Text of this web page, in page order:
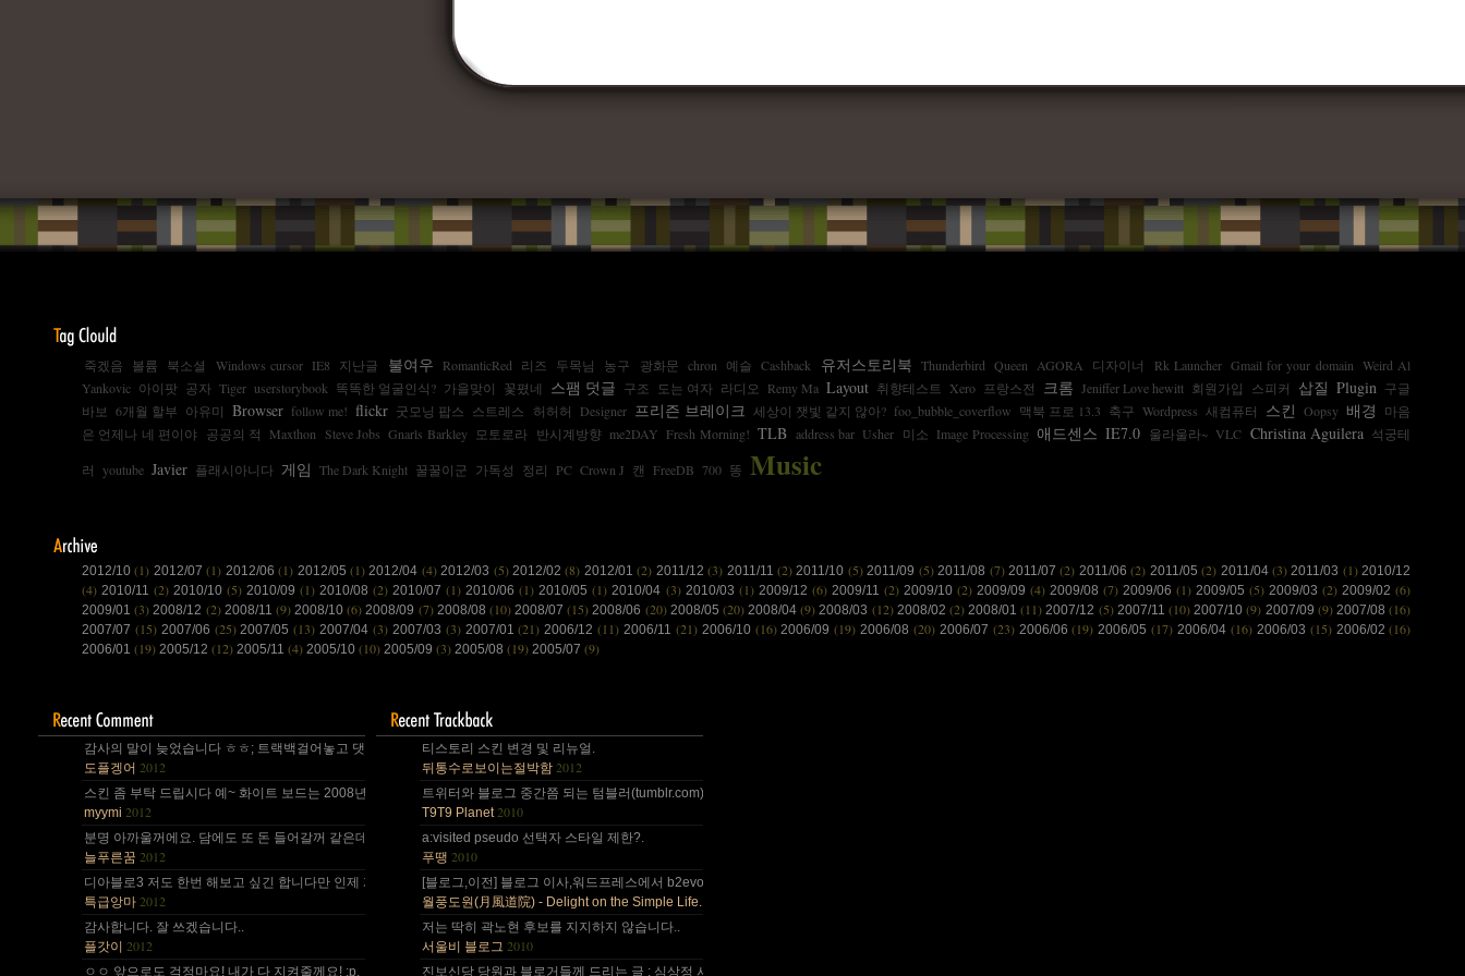
죽겠음 볼륨 북소셜 Windows cursor IE8 지난글 불여우 RomanticRed 리즈 두목님 농구 광화문 chron 예슬 Cashback 유저스토리북 Thunderbird Queen AGORA 디자이너 Rk Launcher Gmail for your domain Weird Al
Yankovic 아이팟 공자 Tiger userstorybook 똑똑한 얼굴인식? 가을맞이 꽃폈네 스팸 덧글 구조 도는 여자 라디오 Remy Ma Layout 취향테스트 Xero 프랑스전 크롬 Jeniffer Love hewitt 회원가입 스피커 삽질 Plugin 구글
바보 6개월 할부 아유미 Browser follow me! flickr 굿모닝 팝스 스트레스 허허허 Designer 프리즌 브레이크 세상이 잿빛 같지 않아? foo_bubble_coverflow 맥북 프로 13.3 축구 Wordpress 새컴퓨터 스킨 Oopsy 배경
마음
은 언제나 네 편이야 공공의 적 Maxthon Steve Jobs Gnarls Barkley 모토로라 반시계방향 me2DAY Fresh Morning! TLB address bar Usher 미소 Image Processing 애드센스 IE7.0 울라울라~ VLC Christina Aguilera 석궁테
러 youtube Javier 플래시아니다 게임 The Dark Knight 꿀꿀이군 가독성 정리 PC Crown J 캔 FreeDB 700 똥 Music
2012/10(1) 2012/07(1) 2012/06(1) 2012/05 (1) 2012/04 (4) 2012/03 (5) 2012/02(8) 2012/01(2) 2011/12(3) 2011/11(2) 2011/10 (5) 2011/09 (5) 2011/08 (7) 2011/07(2) 2011/06(2) 2011/05(2) 2011/04 (3) 2011/03 (1) 2010/12
(4) 2010/11(2) 2010/10(5) 2010/09(1) 2010/08(2) 2010/07(1) 2010/06(1) 2010/05(1) 2010/04 (3) 2010/03 (1) 2009/12 (6) 2009/11 (2) 2009/10 (2) 2009/09 (4) 2009/08 (7) 2009/06 (1) 2009/05 (5) 2009/03(2) 2009/02(6)
2009/01(3) 2008/12 (2) 2008/11 (9) 2008/10(6) 2008/09 (7) 2008/08 (10) 2008/07(15) 2008/06 (20) 2008/05 (20) 2008/04(9) 2008/03 (12) 2008/02 (2) 2008/01(11) 2007/12 (5) 2007/11 (10) 2007/10(9) 2007/09 (9) 2007/08(16)
2007/07 (15) 2007/06 (25) 2007/05(13) 2007/04(3) 2007/03 (3) 2007/01(21) 2006/12(11) 2006/11 (21) 2006/10 (16) 2006/09(19) 2006/08(20) 2006/07 (23) 2006/06(19) 2006/05(17) 2006/04 (16) 2006/03 (15) 2006/02(16)
2006/01 (19) 2005/12 (12) 2005/11 (4) 2005/10 (10) 2005/09 (3) 2005/08 (19) 2005/07 (9)
감사의 말이 늦었습니다 ㅎㅎ; 트랙백걸어놓고 댓글 쓴다는걸 깜박 ㅎㅎ 감사합니다~~.
도플겡어 2012
스킨 좀 부탁 드립시다 예~ 화이트 보드는 2008년,그리고 4년 넘었네요, 올림픽도 4년에 한번은 열리는....
myymi 2012
분명 아까울꺼에요. 담에도 또 돈 들어갈꺼 같은데.. Mac을 저한테 주면 다음부턴 이런데 돈 들어갈일....
늘푸른꿈 2012
디아블로3 저도 한번 해보고 싶긴 합니다만 인제 게임은 왠지 안땡기네요. 나이가 드는건가;; 예전엔 ....
특급앙마 2012
감사합니다. 잘 쓰겠습니다..
플갓이
2012
ㅇㅇ 앞으로도 걱정마요! 내가 다 지켜줄께요! :p.
티스토리 스킨 변경 및 리뉴얼.
뒤통수로보이는절박함 2012
트위터와 블로그 중간쯤 되는 텀블러(tumblr.com)와 쿠(kooo.net).
T9T9 Planet 2010
a:visited pseudo 선택자 스타일 제한?.
푸땡 2010
[블로그,이전] 블로그 이사,워드프레스에서 b2evo로 블로그 엔진 변경..
월풍도원(月風道院) - Delight on the Simple Life.
저는 딱히 곽노현 후보를 지지하지 않습니다..
서울비 블로그 2010
진보신당 당원과 블로거들께 드리는 글 : 심상정 사퇴에 부쳐.